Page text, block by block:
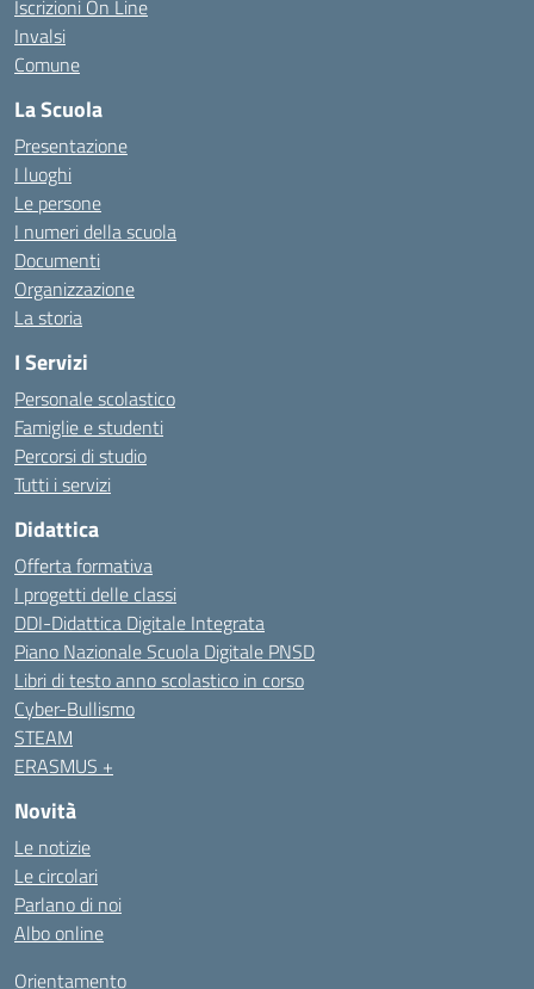
Iscrizioni On Line
Invalsi
Comune
La Scuola
Presentazione
I luoghi
Le persone
I numeri della scuola
Documenti
Organizzazione
La storia
I Servizi
Personale scolastico
Famiglie e studenti
Percorsi di studio
Tutti i servizi
Didattica
Offerta formativa
I progetti delle classi
DDI-Didattica Digitale Integrata
Piano Nazionale Scuola Digitale PNSD
Libri di testo anno scolastico in corso
Cyber-Bullismo
STEAM
ERASMUS +
Novità
Le notizie
Le circolari
Parlano di noi
Albo online
Orientamento